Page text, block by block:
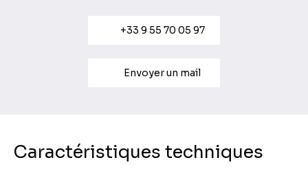
+33 9 55 70 05 97
Envoyer un mail
Caractéristiques techniques